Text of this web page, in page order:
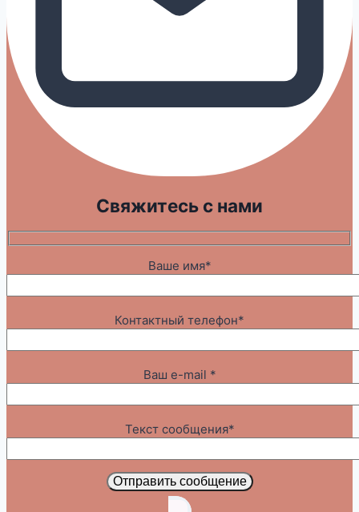
Свяжитесь с нами
Ваше имя*
Контактный телефон*
Ваш e-mail *
Текст сообщения*
Отправить сообщение